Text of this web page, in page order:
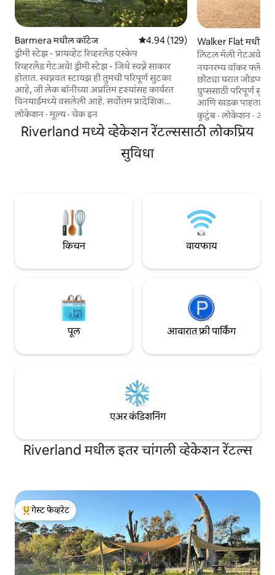
Barmera मधील कॉटेज 5 पैकी 4.94 सरासरी रेटिंग, 129 रिव्ह्यूज
4.94 (129)
ड्रीमी स्टेझ - प्रायव्हेट रिव्हरलँड एस्केप
रिव्हरलँड गेटअवे! ड्रीमी स्टेझ - जिथे स्वप्ने साकार
होतात. स्वप्नवत स्टायझ ही तुमची परिपूर्ण सुटका
आहे, जी लेक बॉनीच्या अप्रतिम दृश्यांसह कार्यरत
विनयार्डमध्ये वसलेली आहे. सर्वोत्तम प्रादेशिक
वाईनसह जोडलेल्या स्थानिक उत्पादनांच्या प्लेटरसह
आराम करा आणि आराम करा. खरोखरच
अंधारलेल्या आकाशाचा आनंद घ्या - अशी जागा
जिथे आकाशगंगा वरच्या बाजूला चमकणाऱ्या
लोकेशन ·मूल्य·चेक इन
Walker Flat मधील
लिटल मॅली गेटअवे
विश्रांतीस्थळ
नयनरम्य वॉकर फ्लॅट
छोट्या घरात
ग्रुप्ससाठी परिपूर्ण
आणि खडक पाहताना,
करा. लहान मुलांसाठी
खेळण्यासाठी योग्य
खाजगी अंगण. फायर
कुटुंब·लोकेशन ·
Riverland मध्ये व्हेकेशन रेंटल्ससाठी लोकप्रिय
सुविधा
किचन वायफाय
पूल आवारात फ्री पार्किंग
एअर कंडिशनिंग
Riverland मधील इतर चांगली व्हेकेशन रेंटल्स
टॉप गेस्ट फेव्हरेट
गेस्ट फेव्हरेट